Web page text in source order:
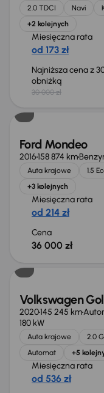
2.0 TDCI Navi
+2 kolejnych
Miesięczna rata
od 173 zł
Najniższa cena z
obniżką
30 000 zł
Ford Mondeo
2016158 874 km
Auta krajowe 1.5
+3 kolejnych
Miesięczna rata
od 214 zł
Cena
36 000 zł
Taniej o 2 000 zł
Volkswagen
2020145 245 km
180 kW
Auta krajowe 2.0
Automat
+5
Miesięczna rata
od 536 zł